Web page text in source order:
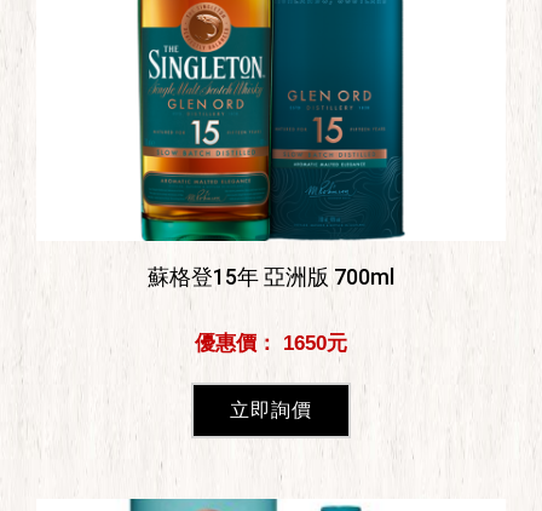
蘇格登15年 亞洲版 700ml
優惠價： 1650元
立即詢價